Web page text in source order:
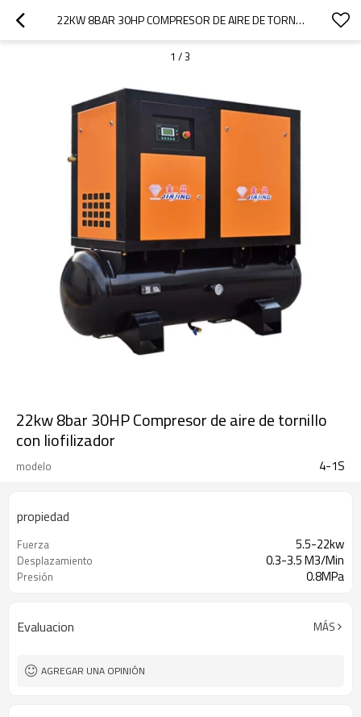
22KW 8BAR 30HP COMPRESOR DE AIRE DE TORNILLO CON LIOFILIZADOR
1 /3
22kw 8bar 30HP Compresor de aire de tornillo
con liofilizador
modelo 4-1S
propiedad
Fuerza 5.5-22kw
Desplazamiento 0.3-3.5 M3/Min
Presión 0.8MPa
Evaluacion MÁS
AGREGAR UNA OPINIÓN